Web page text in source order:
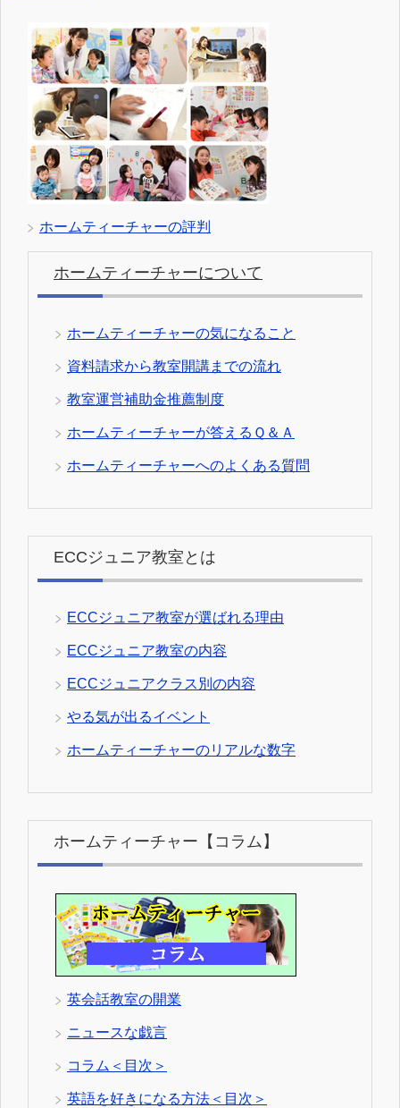
ホームティーチャーの評判
ホームティーチャーについて
ホームティーチャーの気になること
資料請求から教室開講までの流れ
教室運営補助金推薦制度
ホームティーチャーが答えるＱ＆Ａ
ホームティーチャーへのよくある質問
ECCジュニア教室とは
ECCジュニア教室が選ばれる理由
ECCジュニア教室の内容
ECCジュニアクラス別の内容
やる気が出るイベント
ホームティーチャーのリアルな数字
ホームティーチャー【コラム】
英会話教室の開業
ニュースな戯言
コラム＜目次＞
英語を好きになる方法＜目次＞